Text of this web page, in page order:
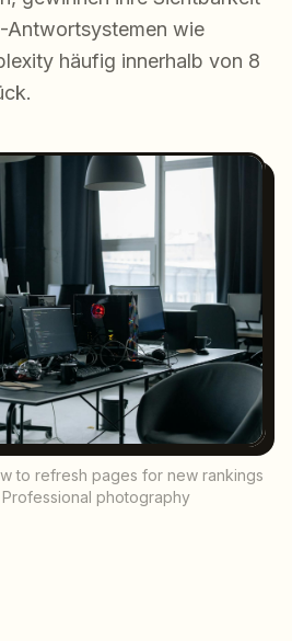
Antwortsystemen wie
häufig innerhalb von 8
to refresh pages for new rankings
photography